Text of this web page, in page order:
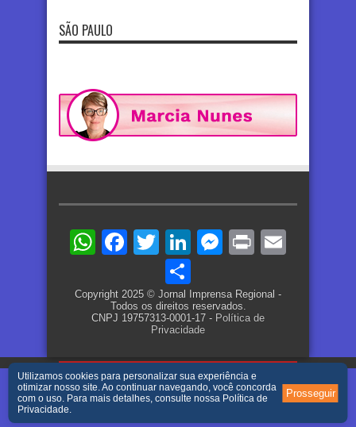
SÃO PAULO
WhatsApp
Facebook
TwitterLinkedIn
Messenger
Print
Copyright 2025 © Jornal Imprensa Regional -
Todos os direitos reservados.
CNPJ 19757313-0001-17 - Política de
Privacidade
Utilizamos cookies para personalizar sua experiência e
otimizar nosso site. Ao continuar navegando, você concorda
com o uso. Para mais detalhes, consulte nossa Política de
Privacidade.
Prosseguir